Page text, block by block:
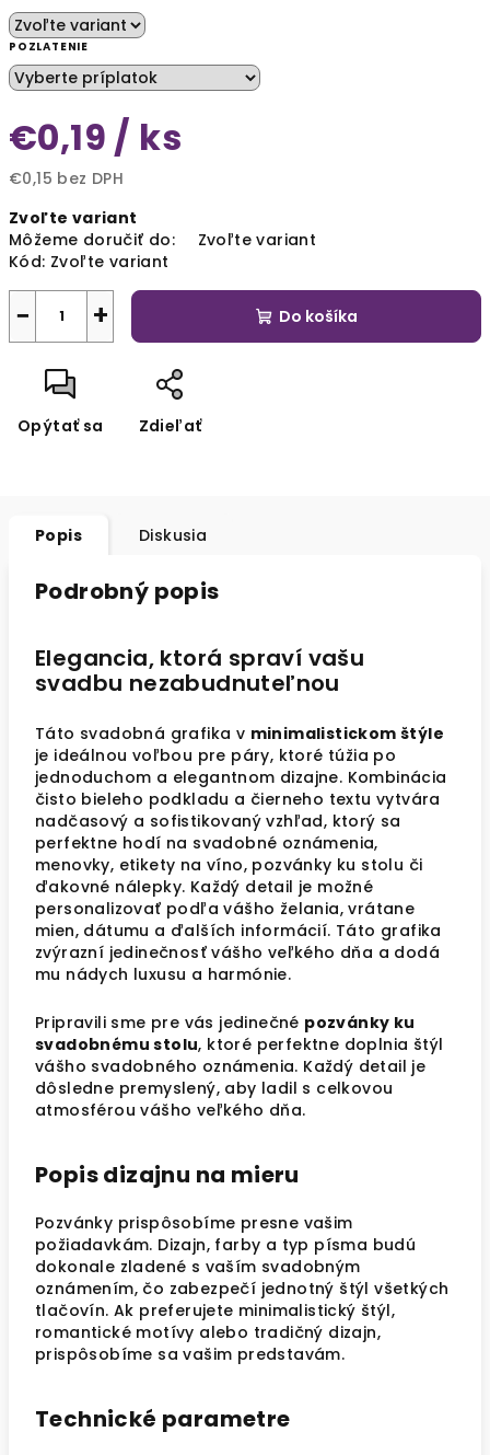
POZLATENIE
€0,19 / ks
€0,15 bez DPH
cena:
Zvoľte variant
Môžeme doručiť do:
Zvoľte variant
Kód: Zvoľte variant
+
− Do košíka
Opýtať sa Zdieľať
Popis Diskusia
Podrobný popis
Elegancia, ktorá spraví vašu
svadbu nezabudnuteľnou
Táto svadobná grafika v minimalistickom štýle
je ideálnou voľbou pre páry, ktoré túžia po
jednoduchom a elegantnom dizajne. Kombinácia
čisto bieleho podkladu a čierneho textu vytvára
nadčasový a sofistikovaný vzhľad, ktorý sa
perfektne hodí na svadobné oznámenia,
menovky, etikety na víno, pozvánky ku stolu či
ďakovné nálepky. Každý detail je možné
personalizovať podľa vášho želania, vrátane
mien, dátumu a ďalších informácií. Táto grafika
zvýrazní jedinečnosť vášho veľkého dňa a dodá
mu nádych luxusu a harmónie.
Pripravili sme pre vás jedinečné pozvánky ku
svadobnému stolu, ktoré perfektne doplnia štýl
vášho svadobného oznámenia. Každý detail je
dôsledne premyslený, aby ladil s celkovou
atmosférou vášho veľkého dňa.
Popis dizajnu na mieru
Pozvánky prispôsobíme presne vašim
požiadavkám. Dizajn, farby a typ písma budú
dokonale zladené s vaším svadobným
oznámením, čo zabezpečí jednotný štýl všetkých
tlačovín. Ak preferujete minimalistický štýl,
romantické motívy alebo tradičný dizajn,
prispôsobíme sa vašim predstavám.
Technické parametre